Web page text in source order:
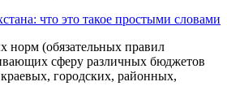
что это такое простыми словами
норм (обязательных правил
сферу раз­личных бюджетов
городских, районных,